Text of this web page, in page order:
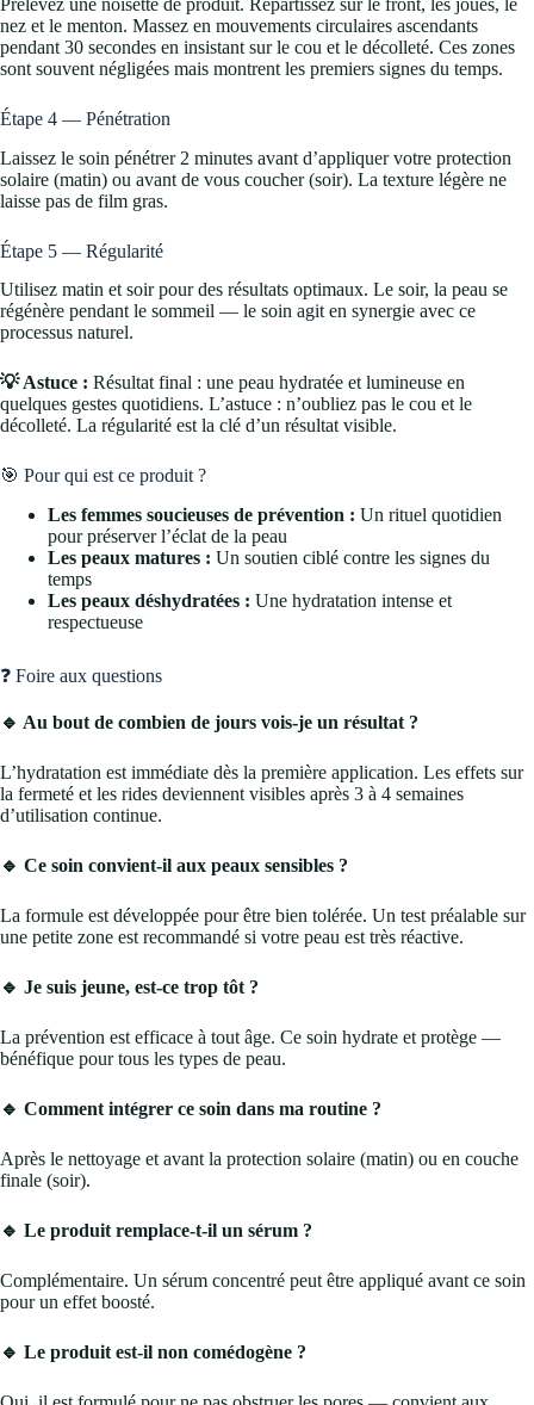
nez et le menton. Massez en mouvements circulaires ascendants
pendant 30 secondes en insistant sur le cou et le décolleté. Ces zones
sont souvent négligées mais montrent les premiers signes du temps.
Étape 4 — Pénétration
Laissez le soin pénétrer 2 minutes avant d’appliquer votre protection
solaire (matin) ou avant de vous coucher (soir). La texture légère ne
laisse pas de film gras.
Étape 5 — Régularité
Utilisez matin et soir pour des résultats optimaux. Le soir, la peau se
régénère pendant le sommeil — le soin agit en synergie avec ce
processus naturel.
💡 Astuce : Résultat final : une peau hydratée et lumineuse en
quelques gestes quotidiens. L’astuce : n’oubliez pas le cou et le
décolleté. La régularité est la clé d’un résultat visible.
🎯 Pour qui est ce produit ?
Les femmes soucieuses de prévention : Un rituel quotidien
pour préserver l’éclat de la peau
Les peaux matures : Un soutien ciblé contre les signes du
temps
Les peaux déshydratées : Une hydratation intense et
respectueuse
❓ Foire aux questions
🔹 Au bout de combien de jours vois-je un résultat ?
L’hydratation est immédiate dès la première application. Les effets sur
la fermeté et les rides deviennent visibles après 3 à 4 semaines
d’utilisation continue.
🔹 Ce soin convient-il aux peaux sensibles ?
La formule est développée pour être bien tolérée. Un test préalable sur
une petite zone est recommandé si votre peau est très réactive.
🔹 Je suis jeune, est-ce trop tôt ?
La prévention est efficace à tout âge. Ce soin hydrate et protège —
bénéfique pour tous les types de peau.
🔹 Comment intégrer ce soin dans ma routine ?
Après le nettoyage et avant la protection solaire (matin) ou en couche
finale (soir).
🔹 Le produit remplace-t-il un sérum ?
Complémentaire. Un sérum concentré peut être appliqué avant ce soin
pour un effet boosté.
🔹 Le produit est-il non comédogène ?